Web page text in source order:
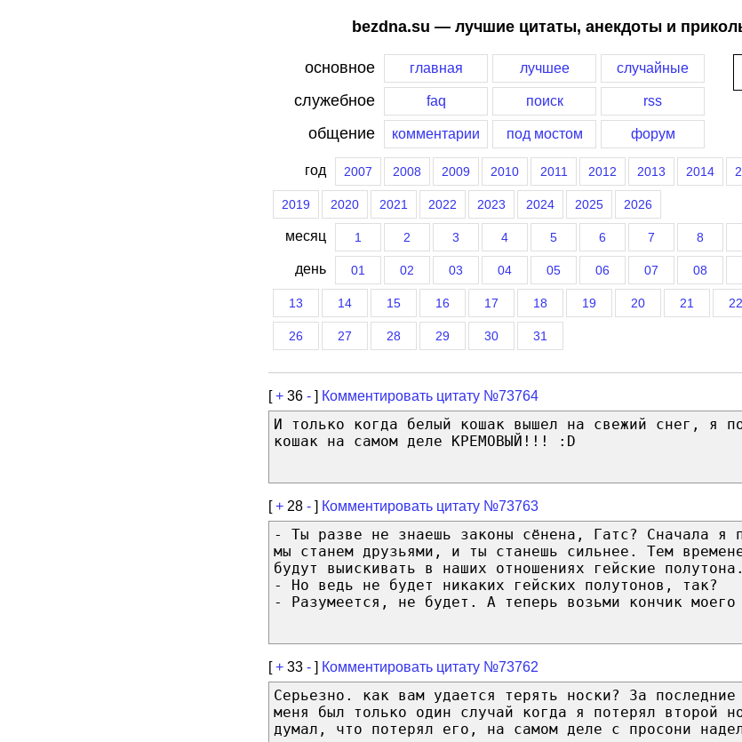
bezdna.su — лучшие цитаты, анекдоты и
основное главная лучшее случайные
служебное faq поиск rss
общение комментарии под мостом форум
год 2007 2008 2009 2010 2011 2012 2013 2014
2019 2020 2021 2022 2023 2024 2025 2026
месяц 1 2 3 4 5 6 7 8
день 01 02 03 04 05 06 07 08
13 14 15 16 17 18 19 20 21 22
26 27 28 29 30 31
[+ 36 - ] Комментировать цитату №73764
И только когда белый кошак вышел на свежий снег, я
кошак на самом деле КРЕМОВЫЙ!!! :D
[+ 28 - ] Комментировать цитату №73763
- Ты разве не знаешь законы сёнена, Гатс? Сначала я
мы станем друзьями, и ты станешь сильнее. Тем
будут выискивать в наших отношениях гейские полутона.
- Но ведь не будет никаких гейских полутонов, так?
- Разумеется, не будет. А теперь возьми кончик
[+ 33 - ] Комментировать цитату №73762
Серьезно. как вам удается терять носки? За
меня был только один случай когда я потерял второй
думал, что потерял его, на самом деле с просони